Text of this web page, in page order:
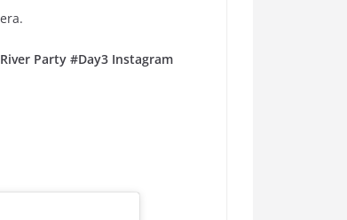
Party #Day3 Instagram